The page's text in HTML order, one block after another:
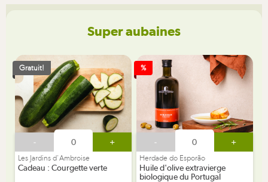
Super aubaines
Gratuit!
- +
Les Jardins d'Ambroise
Cadeau : Courgette verte
%
- +
Herdade do Esporão
Huile d'olive extravierge
biologique du Portugal